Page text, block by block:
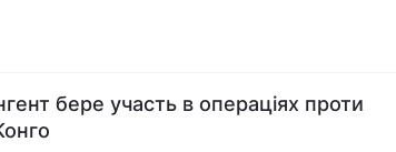
бере участь в операціях проти